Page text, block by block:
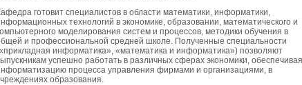
готовит специалистов в области математики, информатики,
технологий в экономике, образовании, математического и
моделирования систем и процессов, методики обучения в
и профессиональной средней школе. Полученные специальности
информатика», «математика и информатика») позволяют
успешно работать в различных сферах экономики, обеспечивая
процесса управления фирмами и организациями, в
образования.